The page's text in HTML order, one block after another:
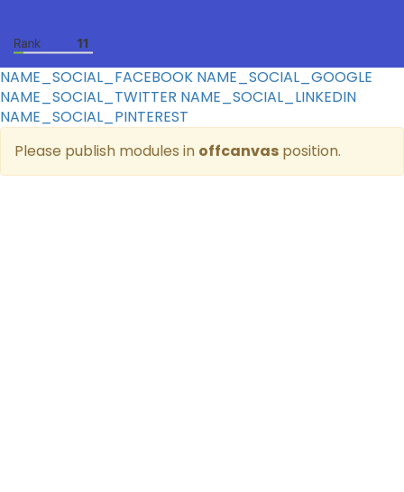
NAME_SOCIAL_FACEBOOK NAME_SOCIAL_GOOGLE
NAME_SOCIAL_TWITTER NAME_SOCIAL_LINKEDIN
NAME_SOCIAL_PINTEREST
Please publish modules in offcanvas position.